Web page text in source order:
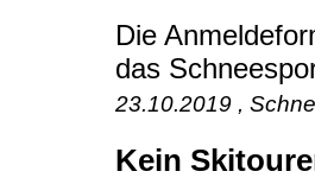
Die
das
23.10.2019 ,
Kein